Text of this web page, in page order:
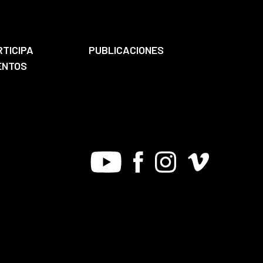
PUBLICACIONES
Youtube FacebookInstagram
Vimeo